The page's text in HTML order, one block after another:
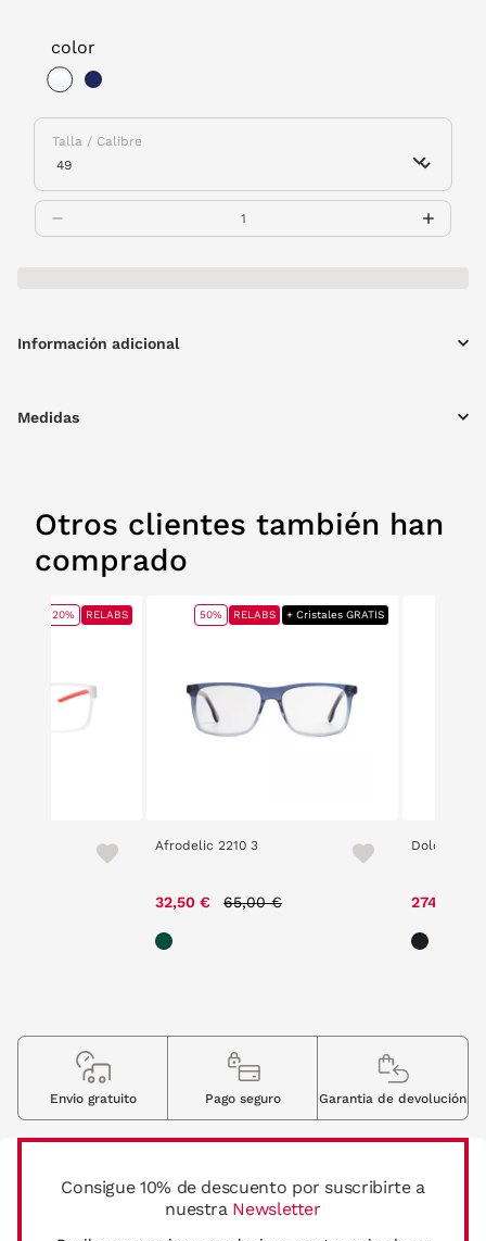
color
Talla / Calibre
Información adicional
Medidas
Otros clientes también han
comprado
20% RELABS
Afrodelic 2210 3
32,50 € 65,00 €
50% RELABS + Cristales GRATIS
Dolce &
274,50 €
Consigue 10% de descuento por suscribirte a
nuestra Newsletter
Envio gratuito Pago seguro Garantia de devolución